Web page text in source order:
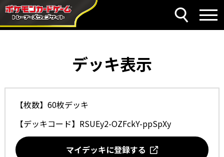
デッキ表示
【枚数】60枚デッキ
【デッキコード】 RSUEy2-OZFckY-ppSpXy
マイデッキに登録する